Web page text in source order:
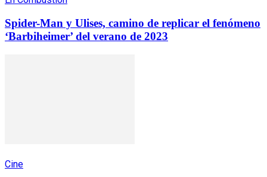
Spider-Man y Ulises, camino de replicar el fenómeno
‘Barbiheimer’ del verano de 2023
Cine